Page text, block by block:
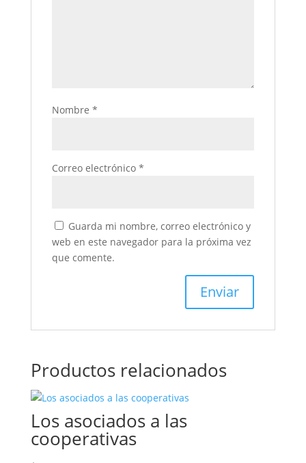
Nombre *
Correo electrónico *
Guarda mi nombre, correo electrónico y
web en este navegador para la próxima vez
que comente.
Productos relacionados
Los asociados a las
cooperativas